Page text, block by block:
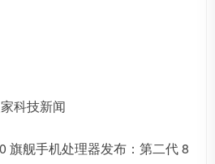
科技新闻
旗舰手机处理器发布：第二代 8